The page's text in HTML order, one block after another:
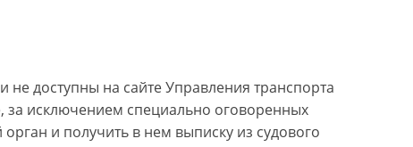
не доступны на сайте Управления транспорта
за исключением специально оговоренных
и получить в нем выписку из судового